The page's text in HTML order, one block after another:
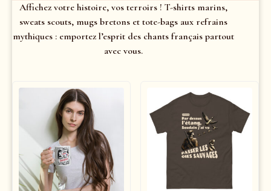
Affichez votre histoire, vos terroirs ! T-shirts marins,
sweats scouts, mugs bretons et tote-bags aux refrains
mythiques : emportez l’esprit des chants français partout
avec vous.